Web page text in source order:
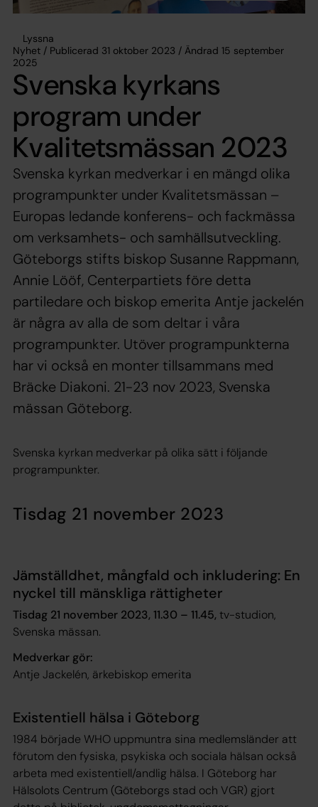
Lyssna
Nyhet / Publicerad 31 oktober 2023 / Ändrad 15 september
2025
Svenska kyrkans
program under
Kvalitetsmässan 2023
Svenska kyrkan medverkar i en mängd olika
programpunkter under Kvalitetsmässan –
Europas ledande konferens- och fackmässa
om verksamhets- och samhällsutveckling.
Göteborgs stifts biskop Susanne Rappmann,
Annie Lööf, Centerpartiets före detta
partiledare och biskop emerita Antje jackelén
är några av alla de som deltar i våra
programpunkter. Utöver programpunkterna
har vi också en monter tillsammans med
Bräcke Diakoni. 21-23 nov 2023, Svenska
mässan Göteborg.
Svenska kyrkan medverkar på olika sätt i följande
programpunkter.
Tisdag 21 november 2023
Jämställdhet, mångfald och inkludering: En
nyckel till mänskliga rättigheter
Tisdag 21 november 2023, 11.30 – 11.45,tv-studion,
Svenska mässan.
Medverkar gör:
Antje Jackelén, ärkebiskop emerita
Existentiell hälsa i Göteborg
1984 började WHO uppmuntra sina medlemsländer att
förutom den fysiska, psykiska och sociala hälsan också
arbeta med existentiell/andlig hälsa. I Göteborg har
Hälsolots Centrum (Göteborgs stad och VGR) gjort